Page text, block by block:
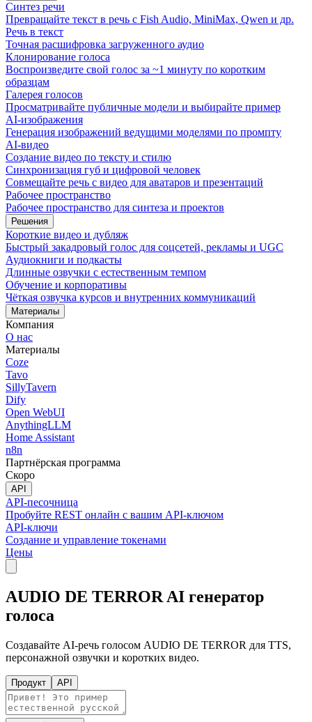
Синтез речи
Превращайте текст в речь с Fish Audio, MiniMax, Qwen и др.
Речь в текст
Точная расшифровка загруженного аудио
Клонирование голоса
Воспроизведите свой голос за ~1 минуту по коротким
образцам
Галерея голосов
Просматривайте публичные модели и выбирайте пример
AI-изображения
Генерация изображений ведущими моделями по промпту
AI-видео
Создание видео по тексту и стилю
Синхронизация губ и цифровой человек
Совмещайте речь с видео для аватаров и презентаций
Рабочее пространство
Рабочее пространство для синтеза и проектов
Решения
Короткие видео и дубляж
Быстрый закадровый голос для соцсетей, рекламы и UGC
Аудиокниги и подкасты
Длинные озвучки с естественным темпом
Обучение и корпоративы
Чёткая озвучка курсов и внутренних коммуникаций
Материалы
Компания
О нас
Материалы
Coze
Tavo
SillyTavern
Dify
Open WebUI
AnythingLLM
Home Assistant
n8n
Партнёрская программа
Скоро
API
API-песочница
Пробуйте REST онлайн с вашим API-ключом
API-ключи
Создание и управление токенами
Цены
AUDIO DE TERROR AI генератор
голоса
Создавайте AI-речь голосом AUDIO DE TERROR для TTS,
персонажной озвучки и коротких видео.
Продукт API